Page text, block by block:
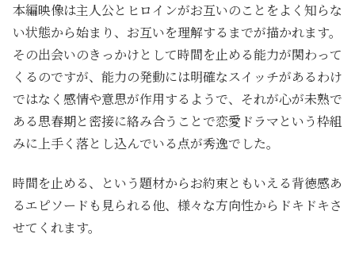
本編映像は主人公とヒロインがお互いのことをよく知らな
い状態から始まり、お互いを理解するまでが描かれます。
その出会いのきっかけとして時間を止める能力が関わって
くるのですが、能力の発動には明確なスイッチがあるわけ
ではなく感情や意思が作用するようで、それが心が未熟で
ある思春期と密接に絡み合うことで恋愛ドラマという枠組
みに上手く落とし込んでいる点が秀逸でした。
時間を止める、という題材からお約束ともいえる背徳感あ
るエピソードも見られる他、様々な方向性からドキドキさ
せてくれます。